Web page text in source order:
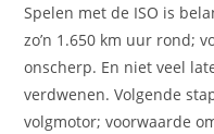
Spelen met de ISO is
zo’n 1.650 km uur rond;
onscherp. En niet veel
verdwenen. Volgende
volgmotor; voorwaarde